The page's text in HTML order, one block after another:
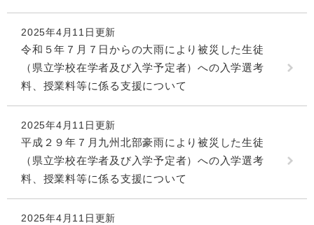
2025年4月11日更新
令和５年７月７日からの大雨により被災した生徒
（県立学校在学者及び入学予定者）への入学選考
料、授業料等に係る支援について
2025年4月11日更新
平成２９年７月九州北部豪雨により被災した生徒
（県立学校在学者及び入学予定者）への入学選考
料、授業料等に係る支援について
2025年4月11日更新